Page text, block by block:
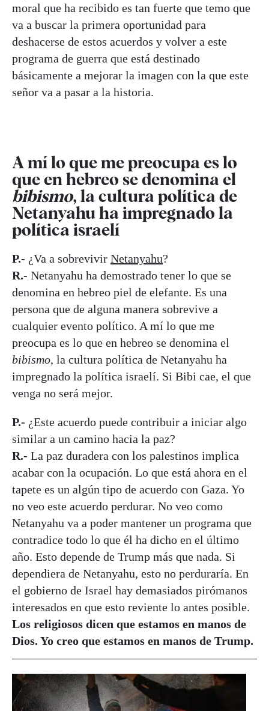
moral que ha recibido es tan fuerte que temo que
va a buscar la primera oportunidad para
deshacerse de estos acuerdos y volver a este
programa de guerra que está destinado
básicamente a mejorar la imagen con la que este
señor va a pasar a la historia.
A mí lo que me preocupa es lo
que en hebreo se denomina el
bibismo, la cultura política de
Netanyahu ha impregnado la
política israelí
P.- ¿Va a sobrevivir Netanyahu?
R.- Netanyahu ha demostrado tener lo que se
denomina en hebreo piel de elefante. Es una
persona que de alguna manera sobrevive a
cualquier evento político. A mí lo que me
preocupa es lo que en hebreo se denomina el
bibismo, la cultura política de Netanyahu ha
impregnado la política israelí. Si Bibi cae, el que
venga no será mejor.
P.- ¿Este acuerdo puede contribuir a iniciar algo
similar a un camino hacia la paz?
R.- La paz duradera con los palestinos implica
acabar con la ocupación. Lo que está ahora en el
tapete es un algún tipo de acuerdo con Gaza. Yo
no veo este acuerdo perdurar. No veo como
Netanyahu va a poder mantener un programa que
contradice todo lo que él ha dicho en el último
año. Esto depende de Trump más que nada. Si
dependiera de Netanyahu, esto no perduraría. En
el gobierno de Israel hay demasiados pirómanos
interesados en que esto reviente lo antes posible.
Los religiosos dicen que estamos en manos de
Dios. Yo creo que estamos en manos de Trump.